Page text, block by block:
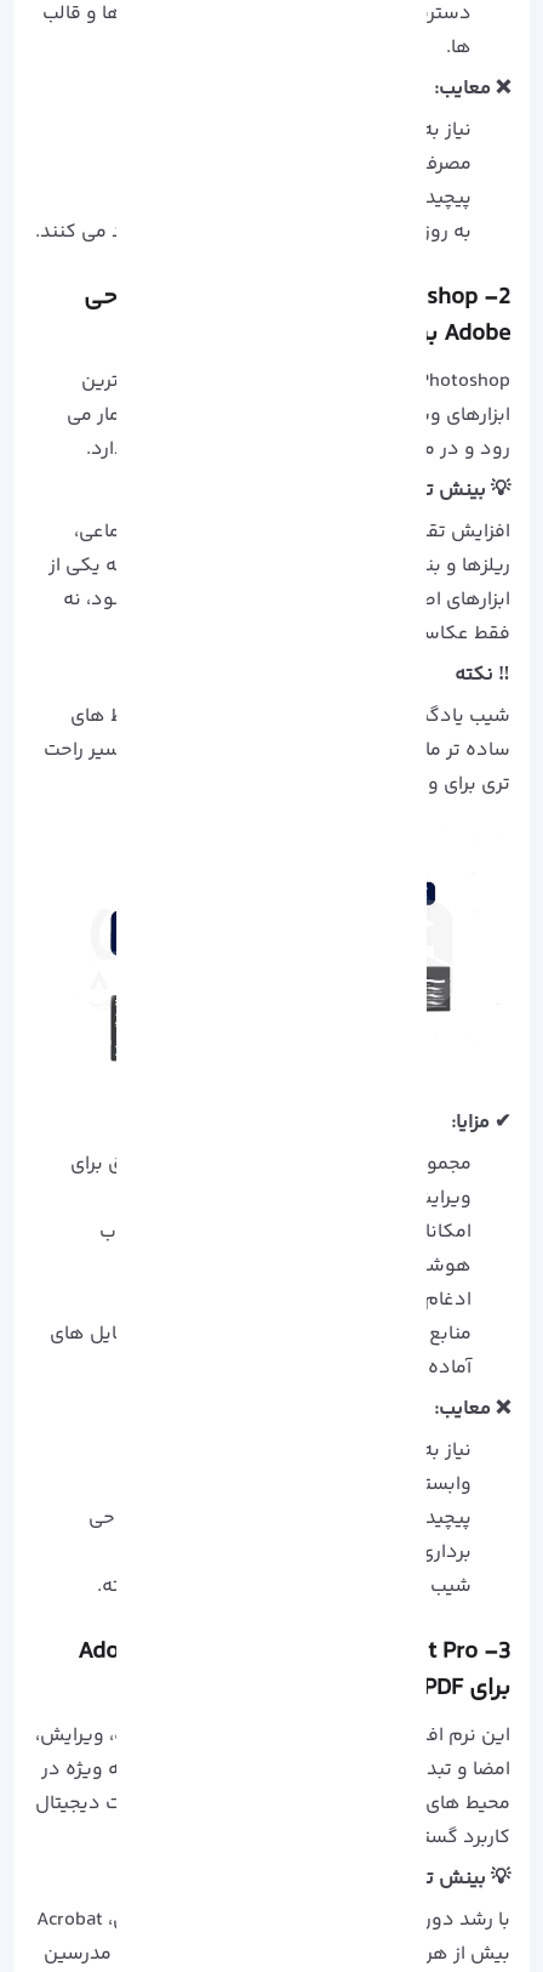
دسترسی گسترده به منابع آموزشی، افزونه‌ ها و قالب‌
ها.
❌ معایب:
نیاز به پرداخت اشتراک ماهانه.
مصرف بالای منابع سخت‌ افزاری.
پیچیدگی برای کاربران تازه‌ کار.
به‌ روزرسانی‌ های مکرر که گاهی اختلال ایجاد می‌ کنند.
2-
Adobe Photoshop: نرم افزار برتر طراحی
Adobe برای ویرایش تصویر
Photoshop همچنان یکی از جامع‌ ترین و قدرتمندترین
ابزارهای ویرایش تصویر و خلق آثار دیجیتال به‌ شمار می‌
رود و در میان عکاسان و طراحان جایگاهی ویژه دارد.
💡 بینش تحلیلی:
افزایش تقاضا برای طراحی محتوای شبکه‌ های اجتماعی،
ریلزها و بنرهای تبلیغاتی باعث شده Photoshop به یکی از
ابزارهای اصلی برای بازاریابان دیجیتال نیز تبدیل شود، نه
فقط عکاسان.
‼️ نکته
شیب یادگیری همچنان بالاست، اما با معرفی محیط‌ های
ساده‌ تر مانند Photoshop Web، کاربران تازه‌ کار مسیر راحت‌
تری برای ورود دارند.
✔ مزایا:
مجموعه‌ ای کامل از ابزارهای پیشرفته و دقیق برای
ویرایش تصاویر.
امکانات مبتنی بر هوش مصنوعی مانند انتخاب
هوشمند و پرکردن خودکار.
ادغام با Creative Cloud برای همکاری تیمی.
منابع بسیار گسترده شامل قلم‌ مو، قالب و فایل‌ های
آماده.
❌ معایب:
نیاز به پرداخت اشتراک ماهانه.
وابستگی به سخت‌ افزار قدرتمند.
پیچیدگی بیش از حد برای کارهای ساده یا طراحی
برداری.
شیب یادگیری نسبتاً تند برای ابزارهای پیشرفته.
3- Adobe Acrobat Pro: نرم‌افزار برتر Adobe
برای PDF
این نرم افزار، ابزاری جامع و حرفه‌ ای برای مشاهده، ویرایش،
امضا و تبدیل فایل‌ های PDF است. این نرم‌ افزار به‌ ویژه در
محیط‌ های اداری و آموزشی برای مدیریت مستندات دیجیتال
کاربرد گسترده‌ ای دارد.
💡 بینش تحلیلی:
با رشد دورکاری و نیاز به جریان‌ های کاری دیجیتال، Acrobat
بیش از هر زمان دیگری برای مدیران، فریلنسرها و مدرسین